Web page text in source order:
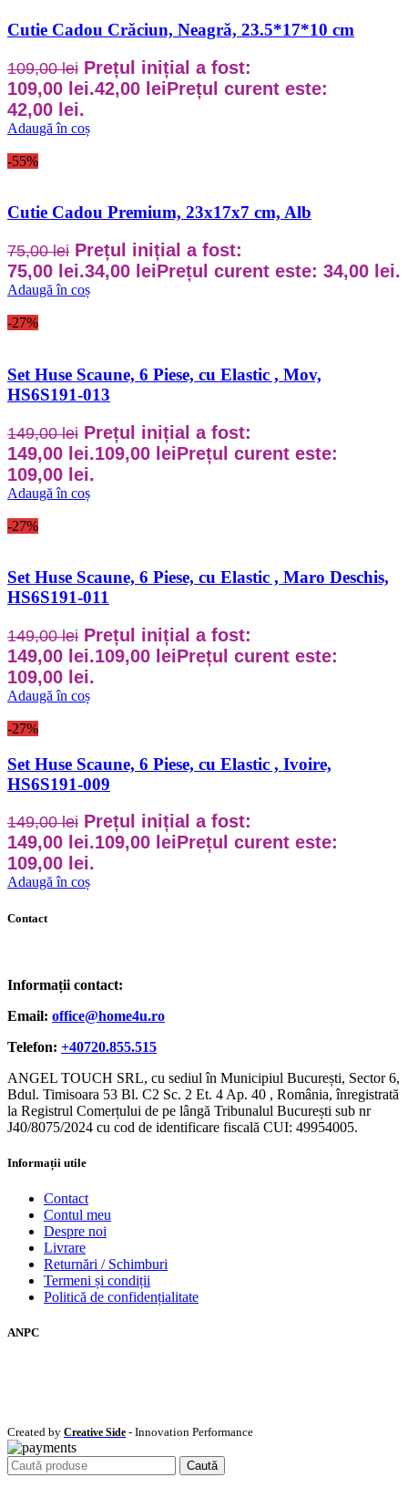
Cutie Cadou Crăciun, Neagră, 23.5*17*10 cm
109,00lei Prețul inițial a fost:
109,00 lei.42,00 leiPrețul curent este:
42,00 lei.
Adaugă în coș
-55%
Cutie Cadou Premium, 23x17x7 cm, Alb
75,00lei Prețul inițial a fost:
75,00 lei.34,00 leiPrețul curent este: 34,00 lei.
Adaugă în coș
-27%
Set Huse Scaune, 6 Piese, cu Elastic , Mov,
HS6S191-013
149,00lei Prețul inițial a fost:
149,00 lei.109,00 leiPrețul curent este:
109,00 lei.
Adaugă în coș
-27%
Set Huse Scaune, 6 Piese, cu Elastic , Maro Deschis,
HS6S191-011
149,00lei Prețul inițial a fost:
149,00 lei.109,00 leiPrețul curent este:
109,00 lei.
Adaugă în coș
-27%
Set Huse Scaune, 6 Piese, cu Elastic , Ivoire,
HS6S191-009
149,00lei Prețul inițial a fost:
149,00 lei.109,00 leiPrețul curent este:
109,00 lei.
Adaugă în coș
Contact
Informații contact:
Email: office@home4u.ro
Telefon: +40720.855.515
ANGEL TOUCH SRL, cu sediul în Municipiul București, Sector 6,
Bdul. Timisoara 53 Bl. C2 Sc. 2 Et. 4 Ap. 40 , România, înregistrată
la Registrul Comerțului de pe lângă Tribunalul București sub nr
J40/8075/2024 cu cod de identificare fiscală CUI: 49954005.
Informații utile
Contact
Contul meu
Despre noi
Livrare
Returnări / Schimburi
Termeni și condiții
Politică de confidențialitate
ANPC
Created by Creative Side - Innovation Performance
Caută